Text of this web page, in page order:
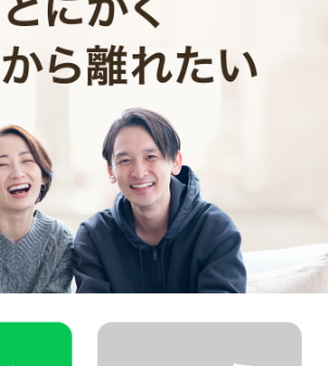
パブリッシング『子どもに言ってはい
ミーズブック)』メイツ出版等多数。
soda-teruko/
布と心が笑顔になるクラウド家事代行
（カジー）のご案内